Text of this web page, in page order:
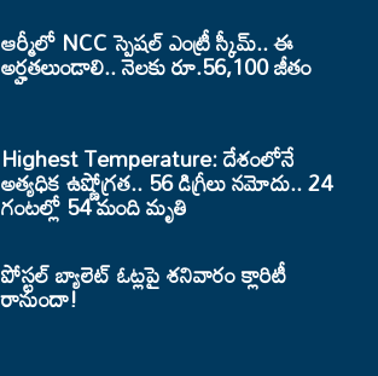
ఆర్మీలో NCC స్పెషల్ ఎంట్రీ స్కీమ్.. ఈ
అర్హతలుండాలి.. నెలకు రూ.56,100 జీతం
Highest Temperature: దేశంలోనే
అత్యధిక ఉష్ణోగ్రత.. 56 డిగ్రీలు నమోదు.. 24
గంటల్లో 54 మంది మృతి
పోస్టల్ బ్యాలెట్ ఓట్లపై శనివారం క్లారిటీ
రానుందా!